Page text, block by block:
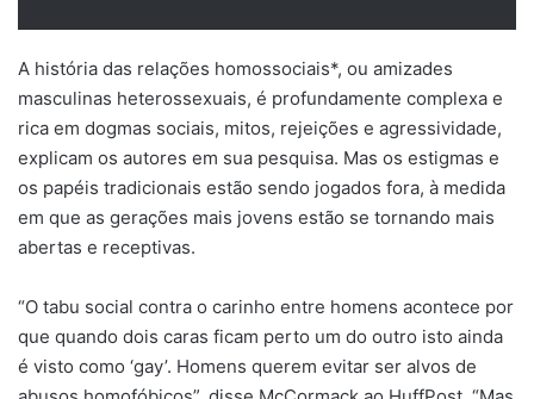
A história das relações homossociais*, ou amizades
masculinas heterossexuais, é profundamente complexa e
rica em dogmas sociais, mitos, rejeições e agressividade,
explicam os autores em sua pesquisa. Mas os estigmas e
os papéis tradicionais estão sendo jogados fora, à medida
em que as gerações mais jovens estão se tornando mais
abertas e receptivas.
“O tabu social contra o carinho entre homens acontece por
que quando dois caras ficam perto um do outro isto ainda
é visto como ‘gay’. Homens querem evitar ser alvos de